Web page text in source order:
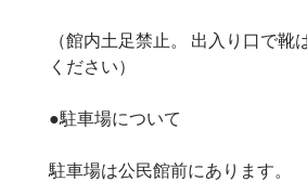
（館内土足禁止。 出入り口で靴
ください）
●駐車場について
駐車場は公民館前にあります。